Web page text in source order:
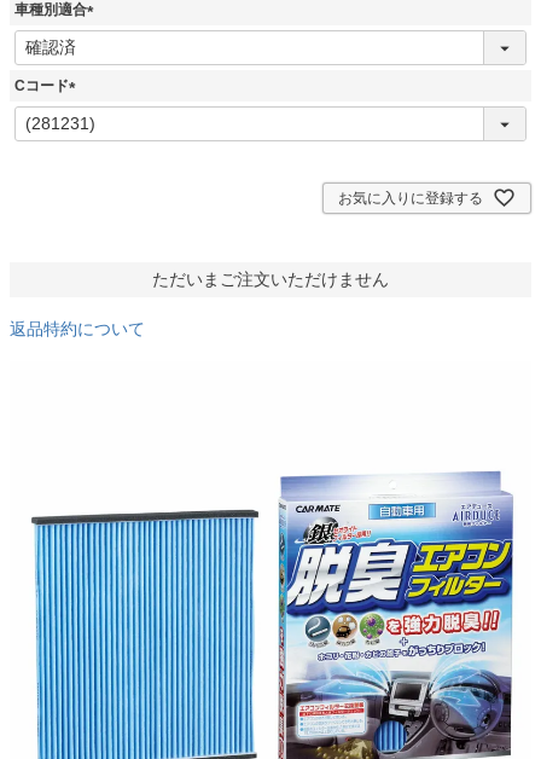
車種別適合
(
Cコード
(
必
お気に入りに登録する
ただいまご注文いただけません
返品特約について